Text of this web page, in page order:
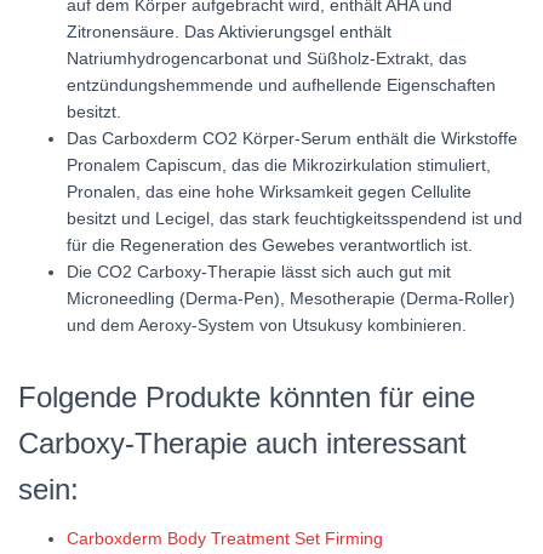
auf dem Körper aufgebracht wird, enthält AHA und
Zitronensäure. Das Aktivierungsgel enthält
Natriumhydrogencarbonat und Süßholz-Extrakt, das
entzündungshemmende und aufhellende Eigenschaften
besitzt.
Das Carboxderm CO2 Körper-Serum enthält die Wirkstoffe
Pronalem Capiscum, das die Mikrozirkulation stimuliert,
Pronalen, das eine hohe Wirksamkeit gegen Cellulite
besitzt und Lecigel, das stark feuchtigkeitsspendend ist und
für die Regeneration des Gewebes verantwortlich ist.
Die CO2 Carboxy-Therapie lässt sich auch gut mit
Microneedling (Derma-Pen), Mesotherapie (Derma-Roller)
und dem Aeroxy-System von Utsukusy kombinieren.
Folgende Produkte könnten für eine
Carboxy-Therapie auch interessant
sein:
Carboxderm Body Treatment Set Firming